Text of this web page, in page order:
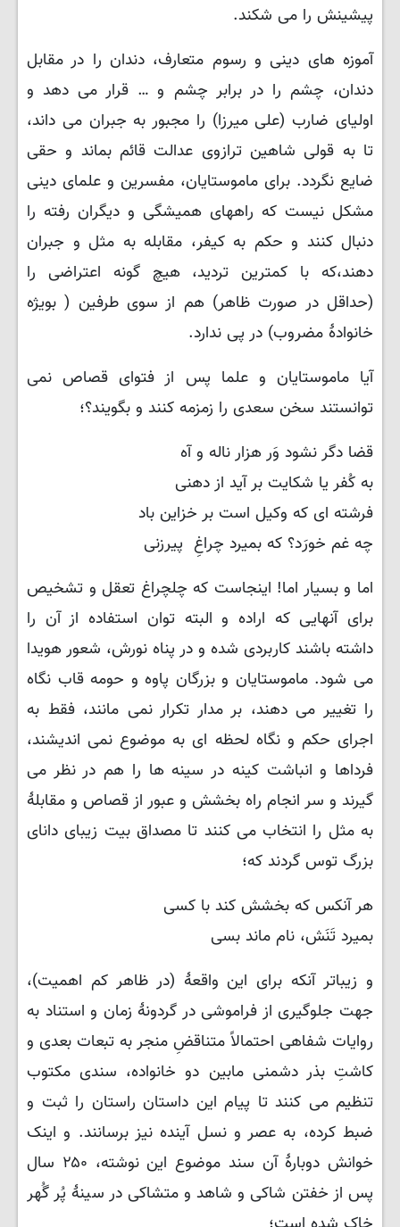
پیشینش را می شکند.
آموزه های دینی و رسوم متعارف، دندان را در مقابل
دندان، چشم را در برابر چشم و … قرار می دهد و
اولیای ضارب (علی میرزا) را مجبور به جبران می داند،
تا به قولی شاهین ترازوی عدالت قائم بماند و حقی
ضایع نگردد. برای ماموستایان، مفسرین و علمای دینی
مشکل نیست که راههای همیشگی و دیگران رفته را
دنبال کنند و حکم به کیفر، مقابله به مثل و جبران
دهند،که با کمترین تردید، هیچ گونه اعتراضی را
(حداقل در صورت ظاهر) هم از سوی طرفین ( بویژه
خانوادهٔ مضروب) در پی ندارد.
آیا ماموستایان و علما پس از فتوای قصاص نمی
توانستند سخن سعدی را زمزمه کنند و بگویند؟؛
قضا دگر نشود وَر هزار ناله و آه
به کُفر یا شکایت بر آید از دهنی
فرشته ای که وکیل است بر خزاین باد
چه غم خورَد؟ که بمیرد چراغِ پیرزنی
اما و بسیار اما! اینجاست که چلچراغ تعقل و تشخیص
برای آنهایی که اراده و البته توان استفاده از آن را
داشته باشند کاربردی شده و در پناه نورش، شعور هویدا
می شود. ماموستایان و بزرگان پاوه و حومه قاب نگاه
را تغییر می دهند، بر مدار تکرار نمی مانند، فقط به
اجرای حکم و نگاه لحظه ای به موضوع نمی اندیشند،
فرداها و انباشت کینه در سینه ها را هم در نظر می
گیرند و سر انجام راه بخشش و عبور از قصاص و مقابلهٔ
به مثل را انتخاب می کنند تا مصداق بیت زیبای دانای
بزرگ توس گردند که؛
هر آنکس که بخشش کند با کسی
بمیرد تَنَش، نام ماند بسی
و زیباتر آنکه برای این واقعهٔ (در ظاهر کم اهمیت)،
جهت جلوگیری از فراموشی در گردونهٔ زمان و استناد به
روایات شفاهی احتمالاً متناقضِ منجر به تبعات بعدی و
کاشتِ بذر دشمنی مابین دو خانواده، سندی مکتوب
تنظیم می کنند تا پیام این داستان راستان را ثبت و
ضبط کرده، به عصر و نسل آینده نیز برسانند. و اینک
خوانش دوبارهٔ آن سند موضوع این نوشته، ۲۵۰ سال
پس از خفتن شاکی و شاهد و متشاکی در سینهٔ پُر گُهر